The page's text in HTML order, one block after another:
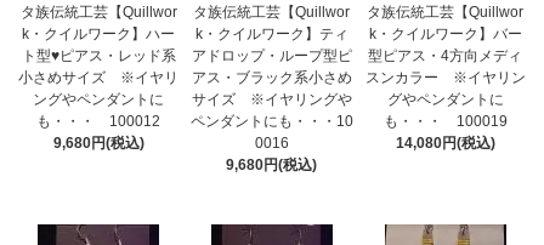
タ族伝統工芸【Quillwor
k・クイルワーク】ハー
ト型♥ピアス・レッド系
小さめサイズ ※イヤリ
ングやペンダントに
も・・・ 100012
9,680円(税込)
タ族伝統工芸【Quillwor
k・クイルワーク】ティ
アドロップ・ループ型ピ
アス・ブラック系小さめ
サイズ ※イヤリングや
ペンダントにも・・・10
0016
9,680円(税込)
タ族伝統工芸【Quillwor
k・クイルワーク】バー
型ピアス・4方向メディ
スンカラー ※イヤリン
グやペンダントに
も・・・ 100019
14,080円(税込)